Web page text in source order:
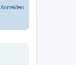
Anmelden